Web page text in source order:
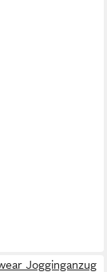
Jogginganzug